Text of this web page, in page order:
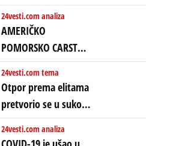
Predstojeći poraz
Amerike u Iranu
uvodi eru
energetskog haosa,
finansijskih
previranja i kolapsa
starog poretka
24vesti.com analiza
AMERIČKO
POMORSKO CARSTVO
PROTIV KINESKOG
KOPNENOG SVETA:
Rat u Iranu je rat za
globalne preferencije
24vesti.com tema
Otpor prema elitama
pretvorio se u sukob
između običnih ljudi:
ZAŠTO SE DEŠAVA
24vesti.com analiza